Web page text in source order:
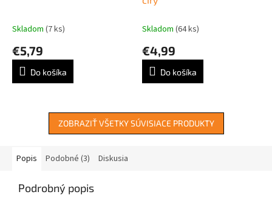
Skladom (7 ks)
€5,79
Do košíka
Skladom (64 ks)
€4,99
Do košíka
ZOBRAZIŤ VŠETKY SÚVISIACE PRODUKTY
Popis Podobné (3) Diskusia
Podrobný popis